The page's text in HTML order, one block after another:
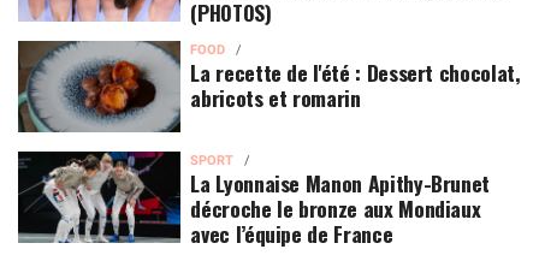
(PHOTOS)
FOOD
La recette de l'été : Dessert chocolat,
abricots et romarin
SPORT
La Lyonnaise Manon Apithy-Brunet
décroche le bronze aux Mondiaux
avec l’équipe de France